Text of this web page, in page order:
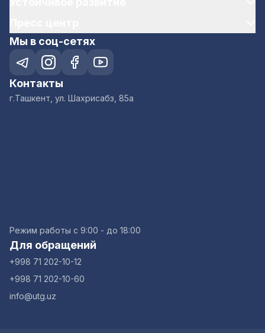
Мы в соц-сетях
Контакты
г.Ташкент, ул. Шахрисабз, 85а
Режим работы с 9:00 - до 18:00
Для обращений
+998 71 202-10-12
+998 71 202-10-60
info@utg.uz